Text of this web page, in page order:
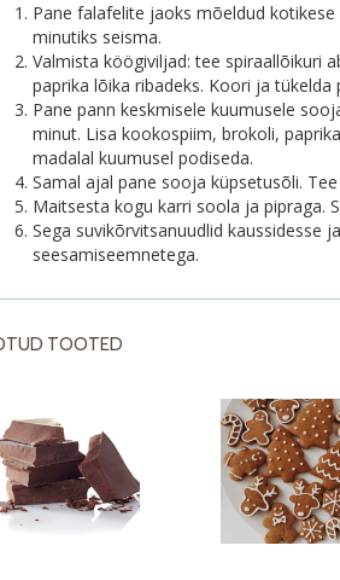
Pane falafelite jaoks mõeldud
minutiks seisma.
Valmista köögiviljad: tee spiraallõikuri
paprika lõika ribadeks. Koori ja tükelda
Pane pann keskmisele kuumusele
minut. Lisa kookospiim, brokoli,
madalal kuumusel podiseda.
Samal ajal pane sooja küpsetusõli.
Maitsesta kogu karri soola ja pipraga.
Sega suvikõrvitsanuudlid kaussidesse
seesamiseemnetega.
TOOTED